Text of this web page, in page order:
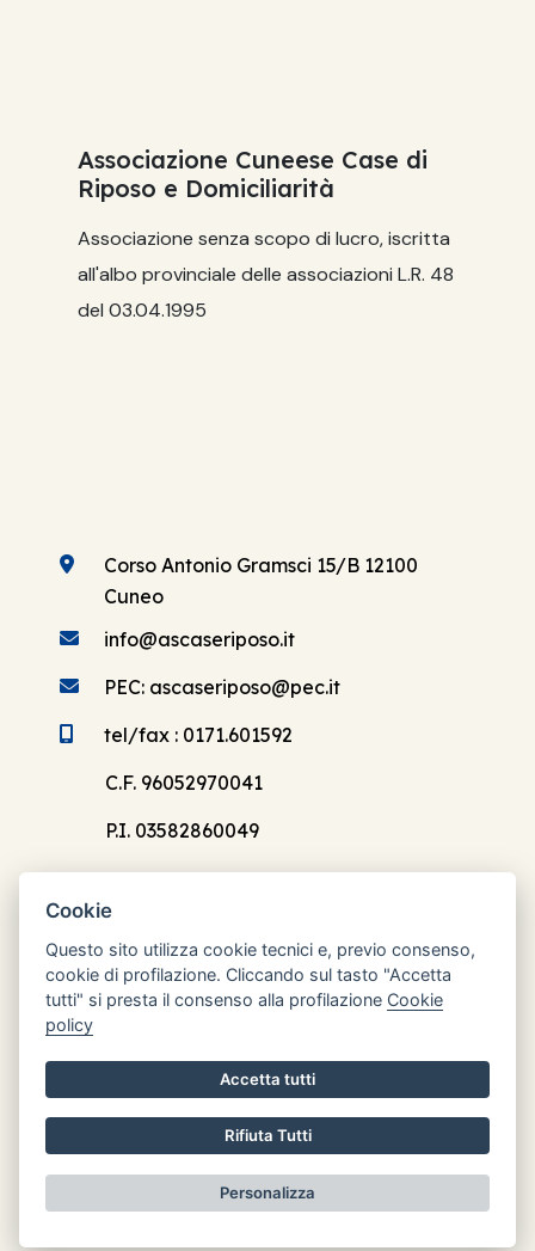
Associazione Cuneese Case di
Riposo e Domiciliarità
Associazione senza scopo di lucro, iscritta
all'albo provinciale delle associazioni L.R. 48
del 03.04.1995
Corso Antonio Gramsci 15/B 12100
Cuneo
info@ascaseriposo.it
PEC: ascaseriposo@pec.it
tel/fax : 0171.601592
C.F. 96052970041
P.I. 03582860049
Orari di apertura
Mer: 8.30 - 12.30
Gio: chiuso
Cookie
Questo sito utilizza cookie tecnici e, previo consenso,
cookie di profilazione. Cliccando sul tasto "Accetta
tutti" si presta il consenso alla profilazione Cookie
policy
Accetta tutti
Rifiuta Tutti
Personalizza